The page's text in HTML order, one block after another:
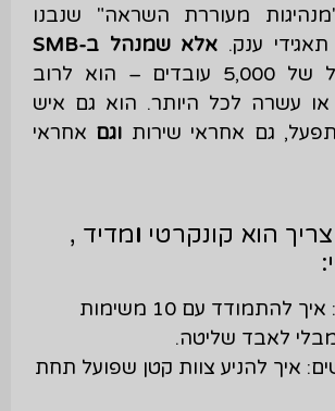
מעוררת השראה" שנבנו
ענק. אלא שמנהל ב-SMB
הוא לא מנכ"ל של 5,000 עובדים – הוא לרוב
עשרה לכל היותר. הוא גם איש
גם אחראי שירות וגם אחראי
הוא קונקרטי ומדיד ,
ניהול זמן: איך להתמודד עם 10 משימות
לאבד שליטה.
איך להניע צוות קטן שפועל תחת